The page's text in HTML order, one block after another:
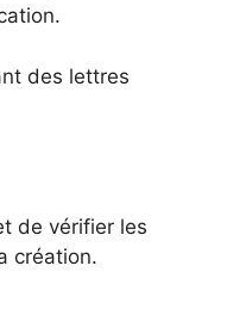
des lettres
de vérifier les
création.